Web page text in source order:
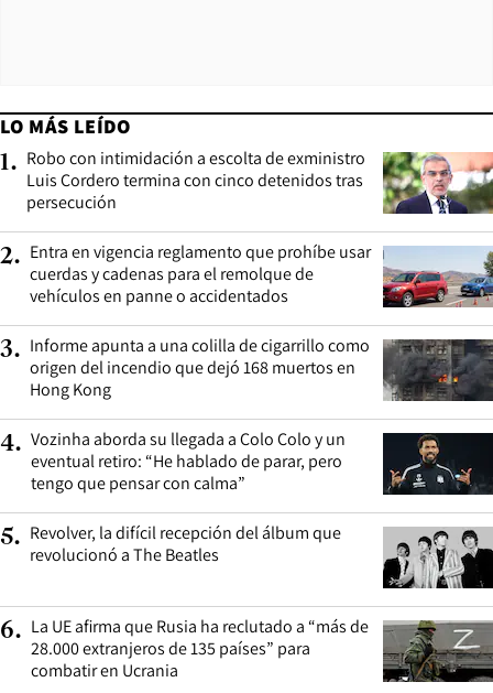
LO MÁS LEÍDO
1. Robo con intimidación a escolta de exministro
Luis Cordero termina con cinco detenidos tras
persecución
2. Entra en vigencia reglamento que prohíbe usar
cuerdas y cadenas para el remolque de
vehículos en panne o accidentados
3. Informe apunta a una colilla de cigarrillo como
origen del incendio que dejó 168 muertos en
Hong Kong
4. Vozinha aborda su llegada a Colo Colo y un
eventual retiro: “He hablado de parar, pero
tengo que pensar con calma”
5. Revolver, la difícil recepción del álbum que
revolucionó a The Beatles
6. La UE afirma que Rusia ha reclutado a “más de
28.000 extranjeros de 135 países” para
combatir en Ucrania